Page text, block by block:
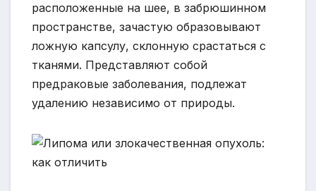
расположенные на шее, в забрюшинном
пространстве, зачастую образовывают
ложную капсулу, склонную срастаться с
тканями. Представляют собой
предраковые заболевания, подлежат
удалению независимо от природы.